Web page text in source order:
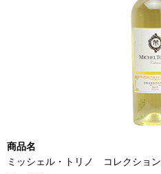
商品名
ミッシェル・トリノ コレクショ